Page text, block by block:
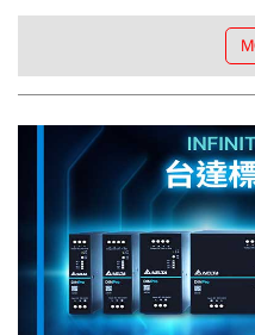
製程的瑕疵反應週期從
鐘內完成，問題批次的
件當片。